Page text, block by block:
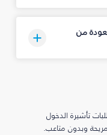
من
تأشيرة الدخول
وبدون متاعب.